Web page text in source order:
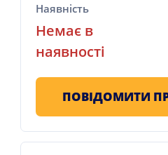
Наявність
Немає в
наявності
ПОВІДОМИТИ